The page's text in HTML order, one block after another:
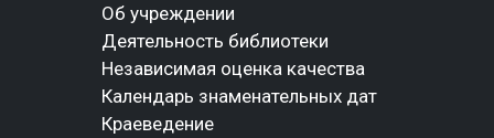
Об учреждении
Деятельность библиотеки
Независимая оценка качества
Календарь знаменательных дат
Краеведение